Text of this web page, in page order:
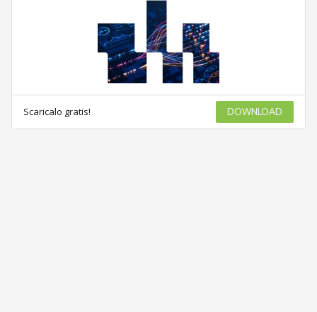
Scaricalo gratis! DOWNLOAD